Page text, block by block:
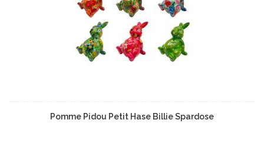
Pomme Pidou Petit Hase Billie Spardose